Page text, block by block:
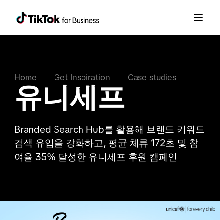
Home Get Inspiration Case studies
유니세프
Branded Search Hub를 활용해 브랜드 키워드
검색 유입을 강화하고, 평균 체류 172초 및 참
여율 35% 달성한 유니세프 후원 캠페인